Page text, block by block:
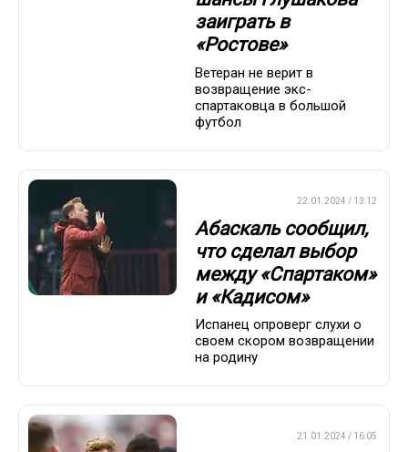
заиграть в
«Ростове»
Ветеран не верит в
возвращение экс-
спартаковца в большой
футбол
22.01.2024 / 13:12
Абаскаль сообщил,
что сделал выбор
между «Спартаком»
и «Кадисом»
Испанец опроверг слухи о
своем скором возвращении
на родину
21.01.2024 / 16:05